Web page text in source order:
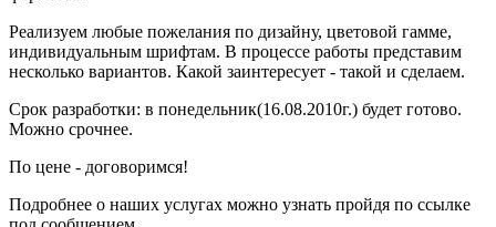
Реализуем любые пожелания по дизайну, цветовой гамме,
индивидуальным шрифтам. В процессе работы представим
несколько вариантов. Какой заинтересует - такой и сделаем.
Срок разработки: в понедельник(16.08.2010г.) будет готово.
Можно срочнее.
По цене - договоримся!
Подробнее о наших услугах можно узнать пройдя по ссылке